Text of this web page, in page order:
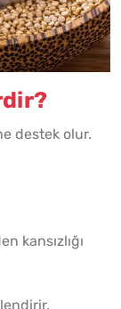
destek olur.
kansızlığı